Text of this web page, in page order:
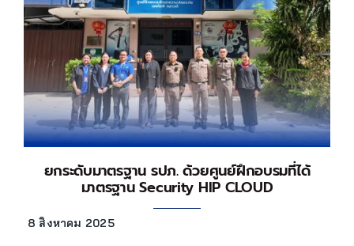
ยกระดับมาตรฐาน รปภ. ด้วยศูนย์ฝึกอบรมที่ได้
มาตรฐาน Security HIP CLOUD
8 สิงหาคม 2025